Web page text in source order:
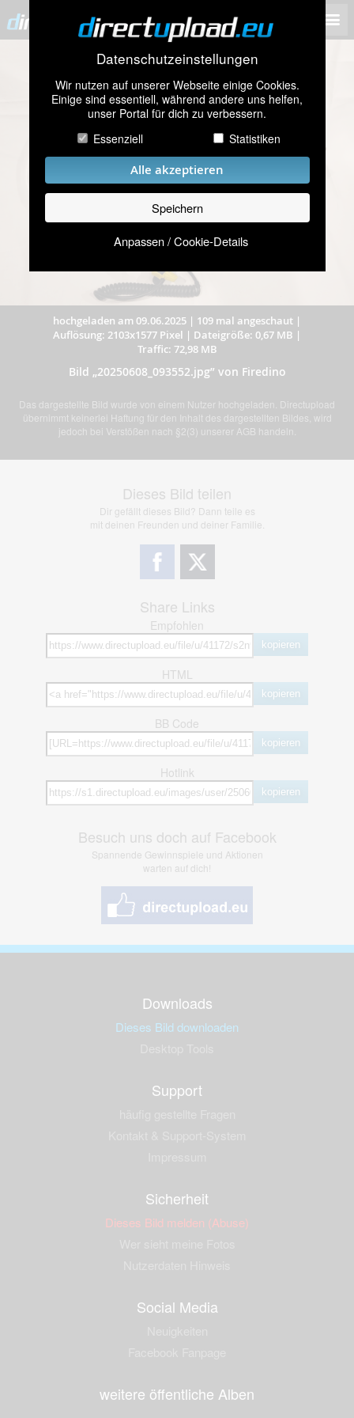
Datenschutzeinstellungen
Wir nutzen auf unserer Webseite einige Cookies.
Einige sind essentiell, während andere uns helfen,
unser Portal für dich zu verbessern.
Essenziell
Statistiken
Alle akzeptieren
Speichern
Anpassen / Cookie-Details
hochgeladen am 09.06.2025 | 109 mal angeschaut |
Auflösung: 2103x1577 Pixel | Dateigröße: 0,67 MB |
Traffic: 72,98 MB
Bild „20250608_093552.jpg” von Firedino
Das dargestellte Bild wurde von einem Nutzer hochgeladen. Directupload
übernimmt keinerlei Haftung für den Inhalt des dargestellten Bildes, wird
jedoch bei Verstößen nach §2(3) unserer AGB handeln.
Dieses Bild teilen
Dir gefällt dieses Bild? Dann teile es
mit deinen Freunden und deiner Familie.
Share Links
Empfohlen
kopieren
HTML
kopieren
BB Code
kopieren
Hotlink
kopieren
Besuch uns doch auf Facebook
Spannende Gewinnspiele und Aktionen
warten auf dich!
Downloads
Dieses Bild downloaden
Support
Sicherheit
Dieses Bild melden (Abuse)
Social Media
weitere öffentliche Alben